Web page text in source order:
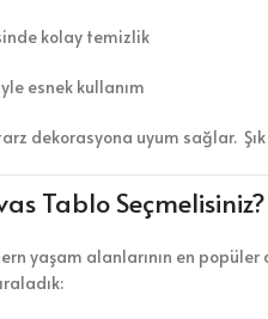
kolay temizlik
esnek kullanım
dekorasyona uyum sağlar.
Tablo Seçmelisiniz?
yaşam alanlarının en